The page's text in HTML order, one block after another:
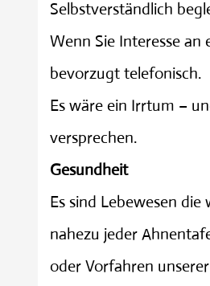
Selbstverständlich
Wenn Sie Interesse
bevorzugt telefonisch.
Es wäre ein Irrtum –
versprechen.
Gesundheit
Es sind Lebewesen
nahezu jeder
oder Vorfahren